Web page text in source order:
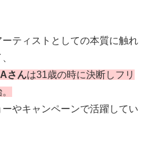
ーティストとしての本質に触れ
さんは31歳の時に決断しフリ
やキャンペーンで活躍してい